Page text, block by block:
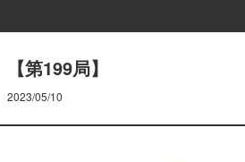
【第199局】
2023/05/10